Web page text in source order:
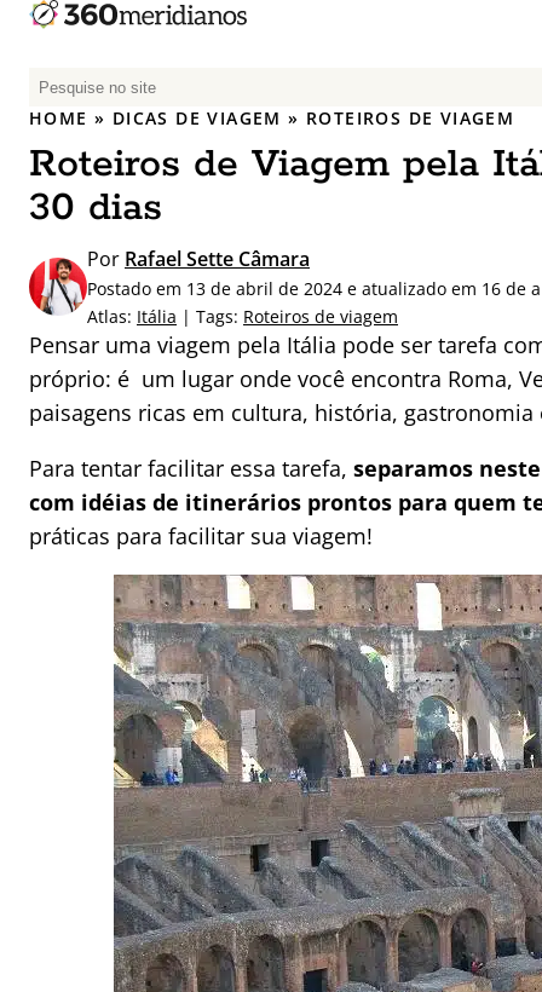
P
e
q
u
i
a
r
p
o
r
:
HOME » DICAS DE VIAGEM » ROTEIROS DE VIAGEM
Roteiros de Viagem pela
30 dias
Por Rafael Sette Câmara
Postado em 13 de abril de 2024 e atualizado em 16 de
Atlas: Itália | Tags: Roteiros de viagem
Pensar uma viagem pela Itália pode ser tarefa
próprio: é um lugar onde você encontra Roma,
paisagens ricas em cultura, história, gastronomia
Para tentar facilitar essa tarefa, separamos
com idéias de itinerários prontos para quem
práticas para facilitar sua viagem!